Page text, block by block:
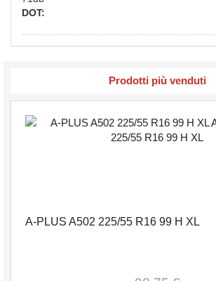
DOT:
Prodotti più venduti
A-PLUS A502 225/55 R16 99 H XL